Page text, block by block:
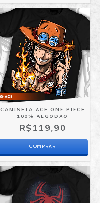
CAMISETA ACE ONE PIECE
100% ALGODÃO
R$119,90
COMPRAR